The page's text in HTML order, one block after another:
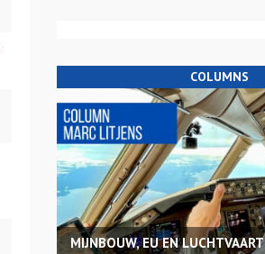
COLUMNS
MIJNBOUW, EU EN LUCHTVAART